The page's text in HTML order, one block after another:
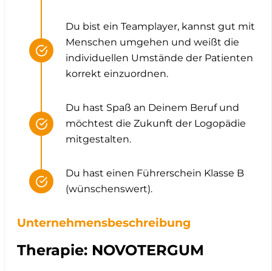
Du bist ein Teamplayer, kannst gut mit
Menschen umgehen und weißt die
individuellen Umstände der Patienten
korrekt einzuordnen.
Du hast Spaß an Deinem Beruf und
möchtest die Zukunft der Logopädie
mitgestalten.
Du hast einen Führerschein Klasse B
(wünschenswert).
Unternehmensbeschreibung
Therapie: NOVOTERGUM